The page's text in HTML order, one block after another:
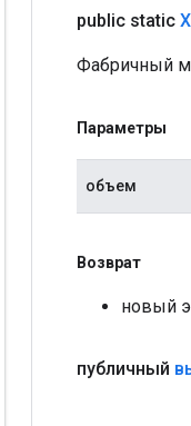
public static
Фабричный
Параметры
объем
Возврат
новый
публичный